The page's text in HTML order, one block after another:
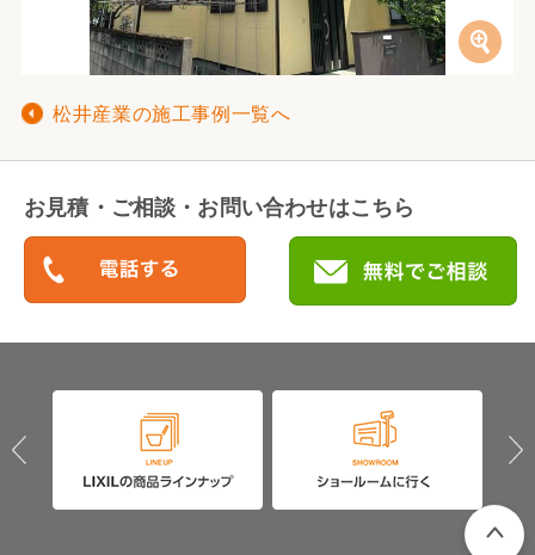
松井産業の施工事例一覧へ
お見積・ご相談・お問い合わせはこちら